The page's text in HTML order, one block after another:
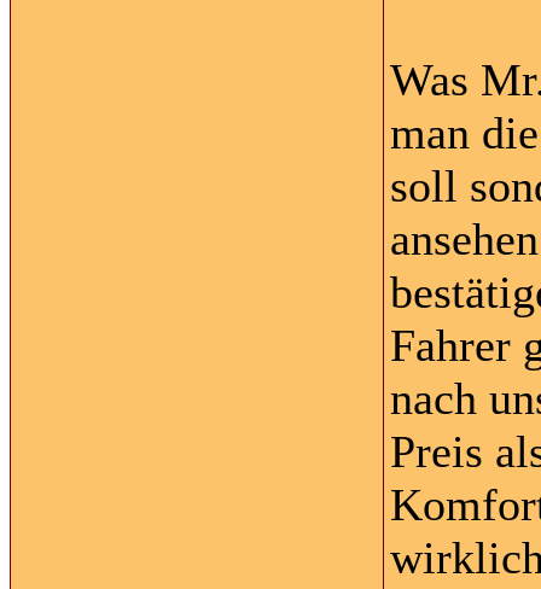
Was
man
soll
Fahrer
nach
Preis